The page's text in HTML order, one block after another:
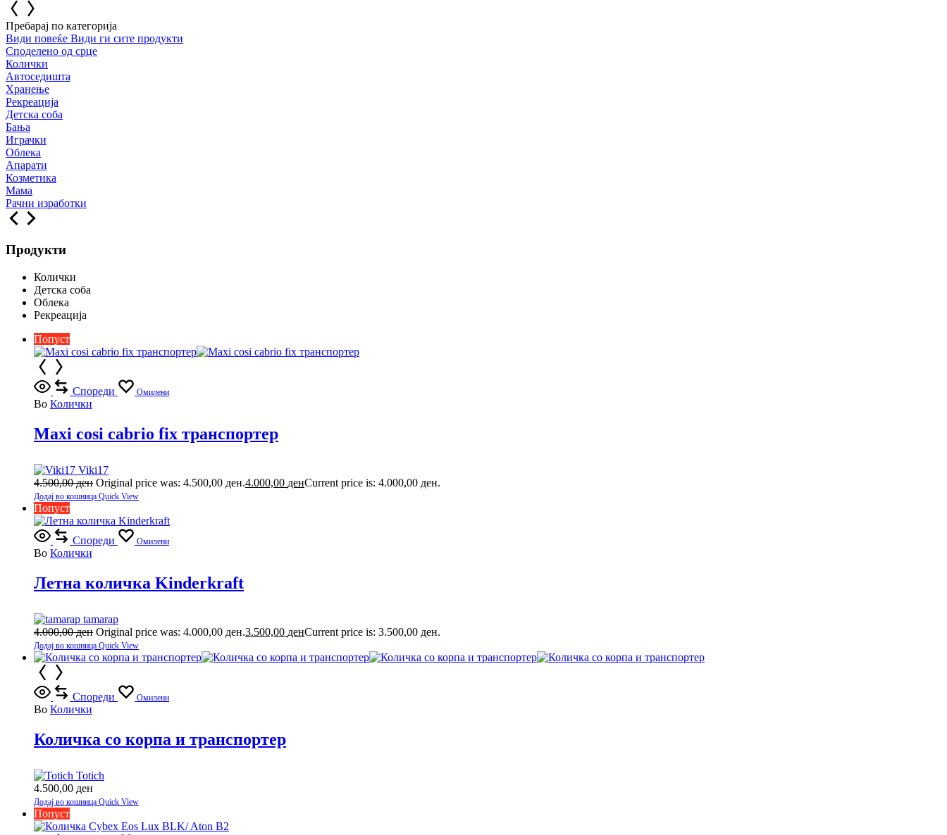
Пребарај по категорија
Види повеќе Види ги сите продукти
Споделено од срце
Колички
Автоседишта
Хранење
Рекреација
Детска соба
Бања
Играчки
Облека
Апарати
Козметика
Мама
Рачни изработки
Продукти
Колички
Детска соба
Облека
Рекреација
Попуст
Спореди Омилени
Во Колички
Maxi cosi cabrio fix транспортер
Viki17
4.500,00ден Original price was: 4.500,00 ден.4.000,00 денCurrent price is: 4.000,00 ден.
Додај во кошница Quick View
Попуст
Спореди Омилени
Во Колички
Летна количка Kinderkraft
tamarap
4.000,00ден Original price was: 4.000,00 ден.3.500,00 денCurrent price is: 3.500,00 ден.
Додај во кошница Quick View
Спореди Омилени
Во Колички
Количка со корпа и транспортер
Totich
4.500,00 ден
Додај во кошница Quick View
Попуст